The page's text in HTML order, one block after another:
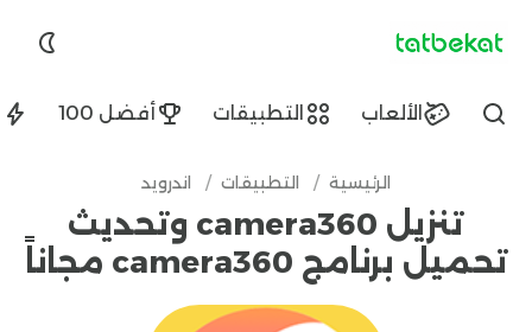
tatbekat.net
الألعاب التطبيقات أفضل 100
Find
الرئيسية / التطبيقات / اندرويد
تنزيل camera360 وتحديث
تحميل برنامج camera360 مجاناً